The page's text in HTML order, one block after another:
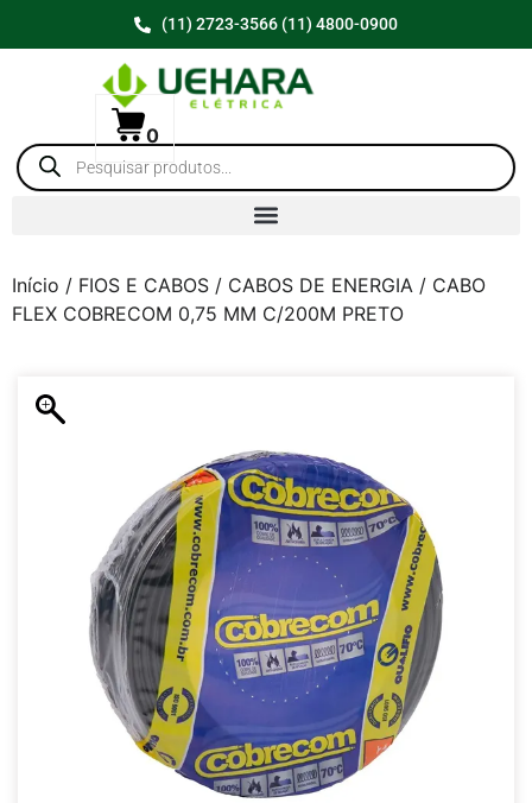
(11) 2723-3566 (11) 4800-0900
0
Início / FIOS E CABOS / CABOS DE ENERGIA / CABO
FLEX COBRECOM 0,75 MM C/200M PRETO